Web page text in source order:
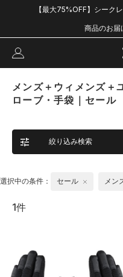
【最大75%OFF】シーク
商品のお届
メンズ＋ウィメンズ＋
ローブ・手袋｜セール
絞り込み検索
選択中の条件： セール メン
1件